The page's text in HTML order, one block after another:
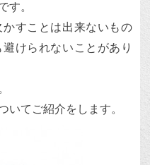
す。
すことは出来ないもの
けられないことがあり
いてご紹介をします。